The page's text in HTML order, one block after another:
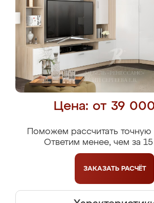
Цена: от 39
Поможем рассчитать точную
Ответим менее, чем за 15
ЗАКАЗАТЬ РАСЧЁТ